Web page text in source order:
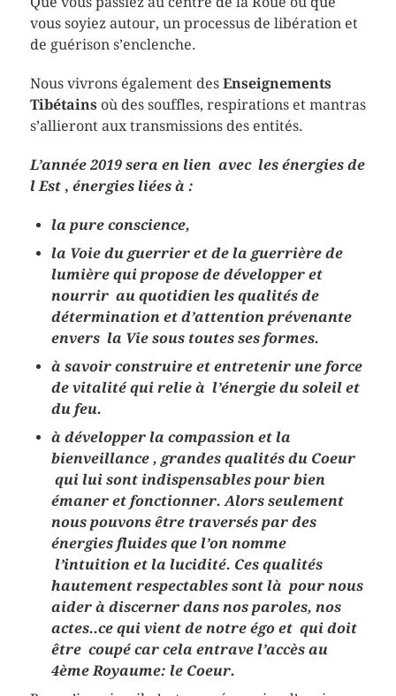
vous soyiez autour, un processus de libération et
de guérison s’enclenche.
Nous vivrons également des Enseignements
Tibétainsoù des souffles, respirations et mantras
s’allieront aux transmissions des entités.
L’année 2019 sera en lien avec les énergies de
l Est, énergies liées à :
la pure conscience,
la Voie du guerrier et de la guerrière de
lumière qui propose de développer et
nourrir au quotidien les qualités de
détermination et d’attention prévenante
envers la Vie sous toutes ses formes.
à savoir construire et entretenir une force
de vitalité qui relie à l’énergie du soleil et
du feu.
à développer la compassion et la
bienveillance , grandes qualités du Coeur
qui lui sont indispensables pour bien
émaner et fonctionner. Alors seulement
nous pouvons être traversés par des
énergies fluides que l’on nomme
l’intuition et la lucidité. Ces qualités
hautement respectables sont là pour nous
aider à discerner dans nos paroles, nos
actes..ce qui vient de notre égo et qui doit
être coupé car cela entrave l’accès au
4ème Royaume: le Coeur.